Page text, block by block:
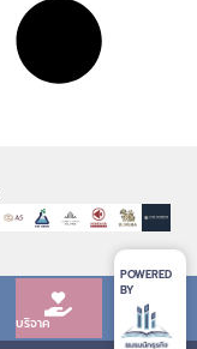
บริจาค
POWERED
BY